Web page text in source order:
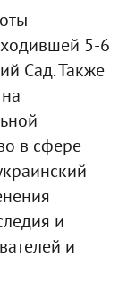
5-6
Сад. Также
в сфере
и
и